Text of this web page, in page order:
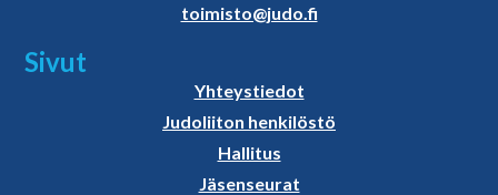
toimisto@judo.fi
Sivut
Yhteystiedot
Judoliiton henkilöstö
Hallitus
Jäsenseurat